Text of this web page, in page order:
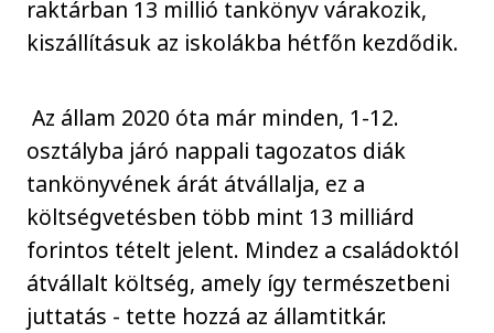
raktárban 13 millió tankönyv várakozik,
kiszállításuk az iskolákba hétfőn kezdődik.
Az állam 2020 óta már minden, 1-12.
osztályba járó nappali tagozatos diák
tankönyvének árát átvállalja, ez a
költségvetésben több mint 13 milliárd
forintos tételt jelent. Mindez a családoktól
átvállalt költség, amely így természetbeni
juttatás - tette hozzá az államtitkár.